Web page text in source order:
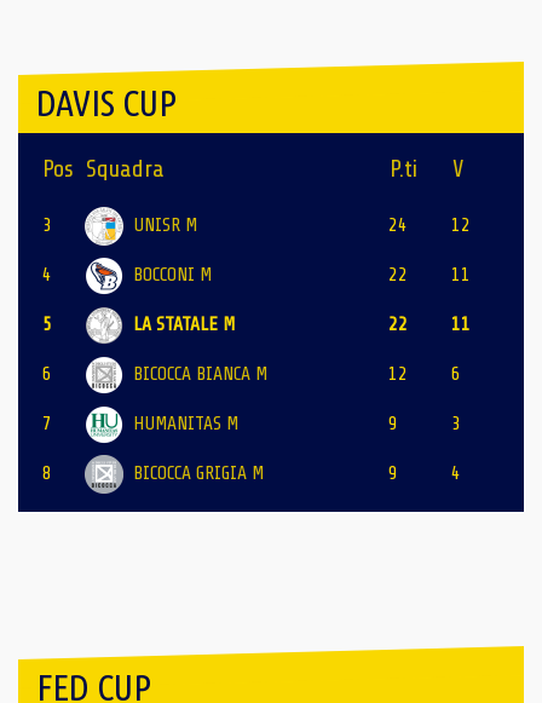
DAVIS CUP
Pos Squadra P.ti V
3 UNISR M 24 12
4 BOCCONI M 22 11
5 LA STATALE M 22 11
6 BICOCCA BIANCA M 12 6
7 HUMANITAS M 9 3
8 BICOCCA GRIGIA M 9 4
FED CUP